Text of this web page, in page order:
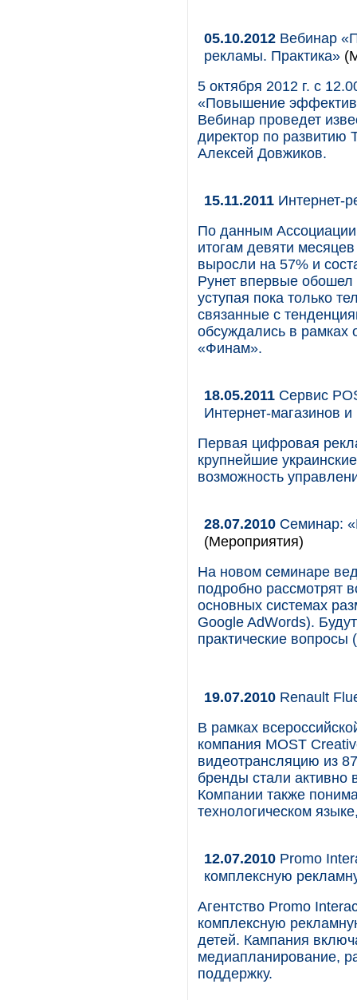
05.10.2012 Вебинар
рекламы. Практика»
5 октября 2012 г. с
«Повышение
Вебинар проведет
директор по развитию
Алексей Довжиков.
15.11.2011 Интернет-
По данным
итогам девяти
выросли на 57% и
Рунет впервые
уступая пока только
связанные с
обсуждались в рамках
«Финам».
18.05.2011 Сервис
Интернет-магазинов
Первая цифровая
крупнейшие
возможность
28.07.2010 Семинар:
(Мероприятия)
На новом семинаре
подробно рассмотрят
основных системах
Google AdWords).
практические вопросы
19.07.2010 Renault
В рамках
компания MOST
видеотрансляцию из
бренды стали активно
Компании также
технологическом
12.07.2010 Promo
комплексную
Агентство Promo
комплексную
детей. Кампания
медиапланирование,
поддержку.